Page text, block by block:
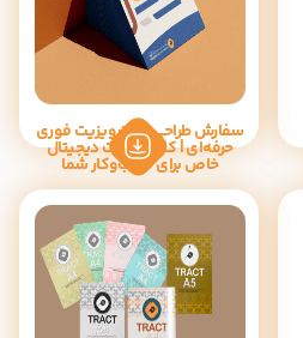
سفارش طراحی کارت ویزیت فوری
حرفه‌ای | کارت ویزیت دیجیتال
خاص برای کسب‌وکار شما